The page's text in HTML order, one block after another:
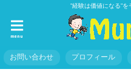
”経験は価値になる”
menu
お問い合わせ プロフィール